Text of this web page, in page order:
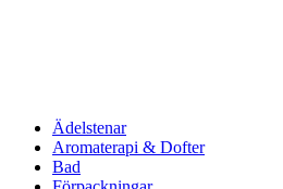
Ädelstenar
Aromaterapi & Dofter
Bad